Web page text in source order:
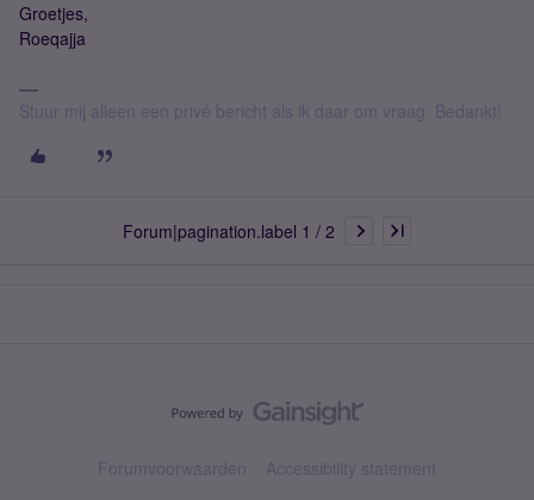
Groetjes,
Roeqajja
Stuur mij alleen een privé bericht als ik daar om vraag. Bedankt!
Forum|pagination.label 1 / 2
Forumvoorwaarden Accessibility statement